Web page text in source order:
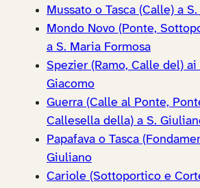
Mussato o Tasca (Calle) a
Mondo Novo (Ponte,
a S. Maria Formosa
Spezier (Ramo, Calle del)
Giacomo
Guerra (Calle al Ponte,
Callesella della) a S.
Papafava o Tasca
Giuliano
Cariole (Sottoportico e